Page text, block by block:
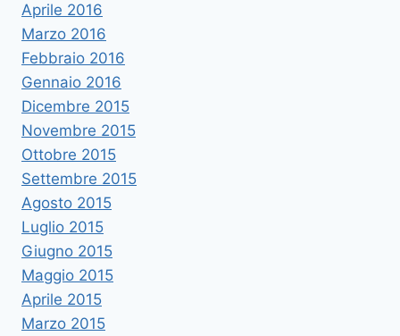
Aprile 2016
Marzo 2016
Febbraio 2016
Gennaio 2016
Dicembre 2015
Novembre 2015
Ottobre 2015
Settembre 2015
Agosto 2015
Luglio 2015
Giugno 2015
Maggio 2015
Aprile 2015
Marzo 2015